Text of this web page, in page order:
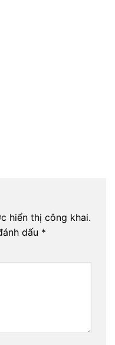
hiển thị công khai.
dấu *